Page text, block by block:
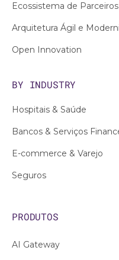
Ecossistema de Parceiros
Arquitetura Ágil e
Open Innovation
BY INDUSTRY
Hospitais & Saúde
Bancos & Serviços
E-commerce & Varejo
Seguros
PRODUTOS
AI Gateway